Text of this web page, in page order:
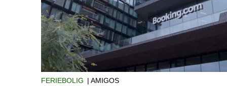
FERIEBOLIG | AMIGOS